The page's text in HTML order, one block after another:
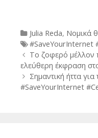
Categories
Julia Reda, Νομικά
Tags
#SaveYourInternet
Post
navigation
Το ζοφερό μέλλον
ελεύθερη έκφραση
Σημαντική ήττα
#SaveYourInternet